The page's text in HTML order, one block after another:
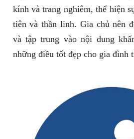
kính và trang nghiêm, thể hiện
tiên và thần linh. Gia chủ nên
và tập trung vào nội dung
những điều tốt đẹp cho gia đình